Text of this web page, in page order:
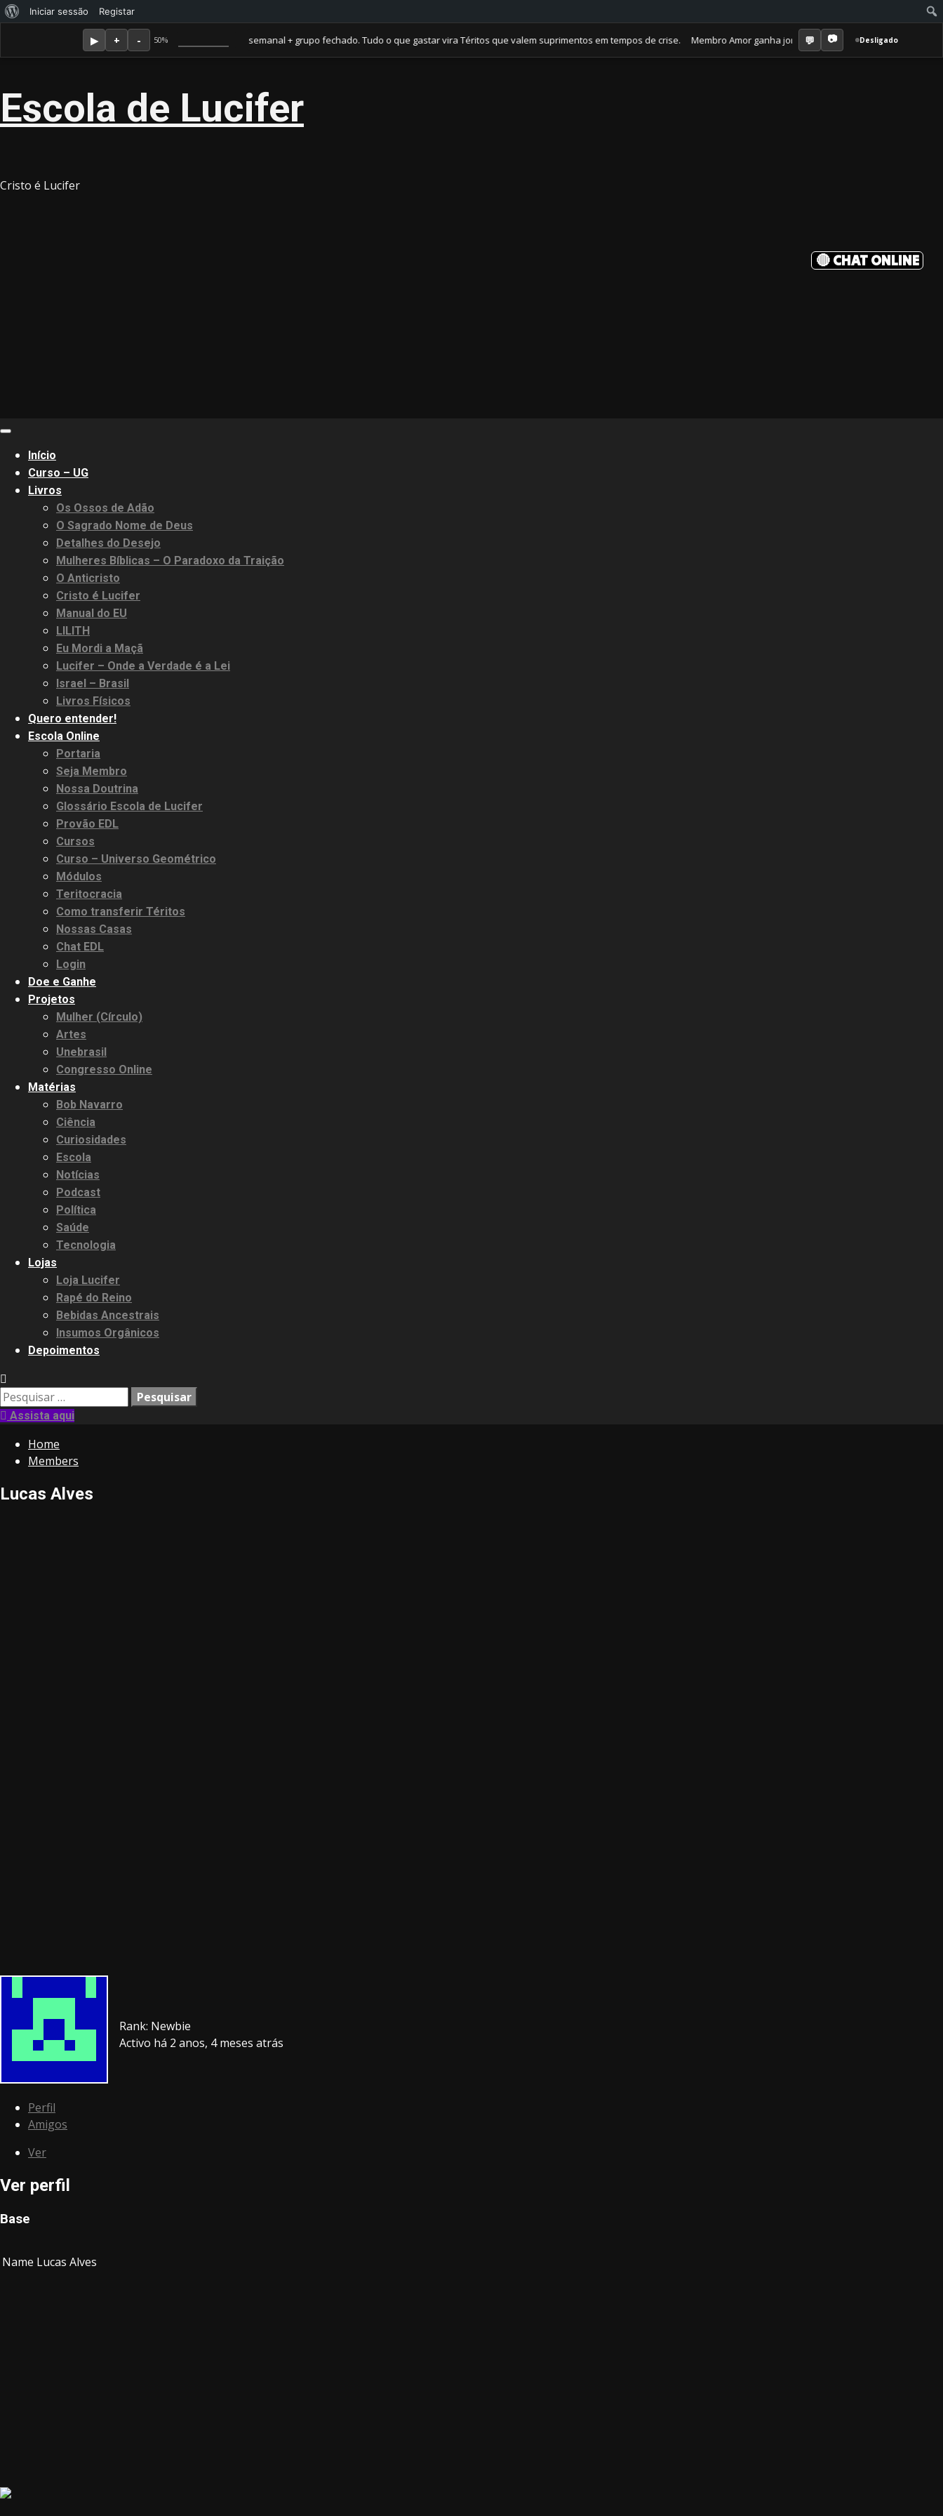
50%
Membro Amor ganha jornal mensal + aula semanal + grupo fechado. Tudo o que gastar vira Téritos que valem suprimentos em tempos de crise. Membro Amor ganha jornal mensal + aula semanal +
Desligado
Sobre
WordPress
Iniciar sessão Registar
Escola de Lucifer
Cristo é Lucifer
🔴 CHAT ONLINE
Primary
MenuInício
Curso – UG
Livros
Os Ossos de Adão
O Sagrado Nome de Deus
Detalhes do Desejo
Mulheres Bíblicas – O Paradoxo da Traição
O Anticristo
Cristo é Lucifer
Manual do EU
LILITH
Eu Mordi a Maçã
Lucifer – Onde a Verdade é a Lei
Israel – Brasil
Livros Físicos
Quero entender!
Escola Online
Portaria
Seja Membro
Nossa Doutrina
Glossário Escola de Lucifer
Provão EDL
Cursos
Curso – Universo Geométrico
Módulos
Teritocracia
Como transferir Téritos
Nossas Casas
Chat EDL
Login
Doe e Ganhe
Projetos
Mulher (Círculo)
Artes
Unebrasil
Congresso Online
Matérias
Bob Navarro
Ciência
Curiosidades
Escola
Notícias
Podcast
Política
Saúde
Tecnologia
Lojas
Loja Lucifer
Rapé do Reino
Bebidas Ancestrais
Insumos Orgânicos
Depoimentos
Pesquisar
por:Assista aqui
Home
Members
Lucas Alves
Rank: Newbie
Activo há 2 anos, 4 meses atrás
Perfil
Amigos
Ver
Ver perfil
Base
Name Lucas Alves